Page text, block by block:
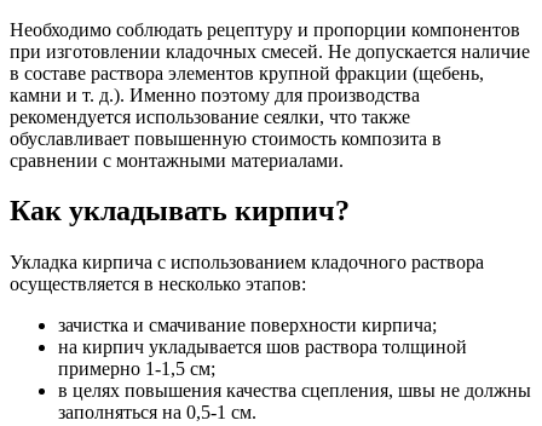
Необходимо соблюдать рецептуру и пропорции компонентов
при изготовлении кладочных смесей. Не допускается наличие
в составе раствора элементов крупной фракции (щебень,
камни и т. д.). Именно поэтому для производства
рекомендуется использование сеялки, что также
обуславливает повышенную стоимость композита в
сравнении с монтажными материалами.
Как укладывать кирпич?
Укладка кирпича с использованием кладочного раствора
осуществляется в несколько этапов:
зачистка и смачивание поверхности кирпича;
на кирпич укладывается шов раствора толщиной
примерно 1-1,5 см;
в целях повышения качества сцепления, швы не должны
заполняться на 0,5-1 см.